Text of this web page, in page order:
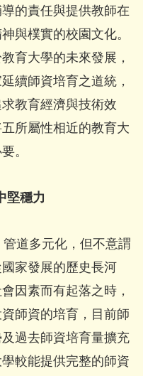
的責任與提供教師在
與樸實的校園文化。
育大學的未來發展，
續師資培育之道統，
教育經濟與技術效
所屬性相近的教育大
。
堅穩力
道多元化，但不意謂
家發展的歷史長河
因素而有起落之時，
師資的培育，目前師
過去師資培育量擴充
較能提供完整的師資